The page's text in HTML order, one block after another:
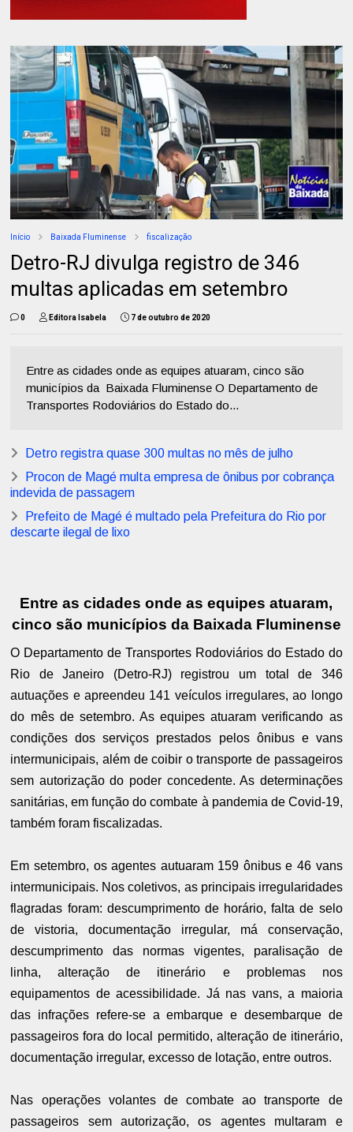
Início Baixada Fluminense fiscalização
Detro-RJ divulga registro de 346
multas aplicadas em setembro
0 Editora Isabela 7 de outubro de 2020
Entre as cidades onde as equipes atuaram, cinco são
municípios da Baixada Fluminense O Departamento de
Transportes Rodoviários do Estado do...
Detro registra quase 300 multas no mês de julho
Procon de Magé multa empresa de ônibus por cobrança
indevida de passagem
Prefeito de Magé é multado pela Prefeitura do Rio por
descarte ilegal de lixo
Entre as cidades onde as equipes atuaram,
cinco são municípios da Baixada Fluminense
O Departamento de Transportes Rodoviários do Estado do
Rio de Janeiro (Detro-RJ) registrou um total de 346
autuações e apreendeu 141 veículos irregulares, ao longo
do mês de setembro. As equipes atuaram verificando as
condições dos serviços prestados pelos ônibus e vans
intermunicipais, além de coibir o transporte de passageiros
sem autorização do poder concedente. As determinações
sanitárias, em função do combate à pandemia de Covid-19,
também foram fiscalizadas.
Em setembro, os agentes autuaram 159 ônibus e 46 vans
intermunicipais. Nos coletivos, as principais irregularidades
flagradas foram: descumprimento de horário, falta de selo
de vistoria, documentação irregular, má conservação,
descumprimento das normas vigentes, paralisação de
linha, alteração de itinerário e problemas nos
equipamentos de acessibilidade. Já nas vans, a maioria
das infrações refere-se a embarque e desembarque de
passageiros fora do local permitido, alteração de itinerário,
documentação irregular, excesso de lotação, entre outros.
Nas operações volantes de combate ao transporte de
passageiros sem autorização, os agentes multaram e